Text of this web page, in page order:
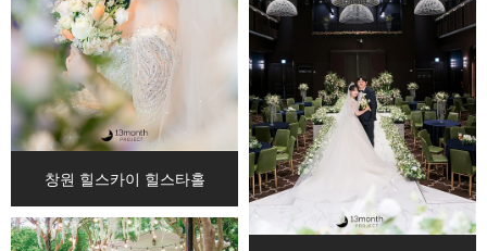
창원 힐스카이 힐스타홀